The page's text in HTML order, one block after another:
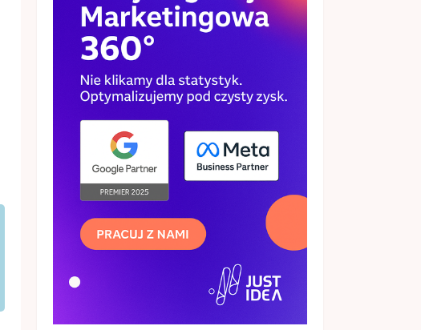
w angażującą opowieść
26 MAJA, 2026
Piece wolnostojące –
nowoczesna
tradycyjnego kominka
25 MAJA, 2026
Sklep z płytkami a
aranżacja wnętrza –
24 MAJA, 2026